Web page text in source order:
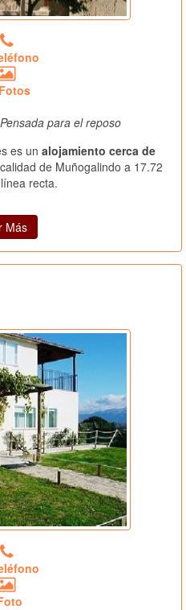
para el reposo
es un alojamiento cerca de
de Muñogalindo a 17.72
recta.
Más